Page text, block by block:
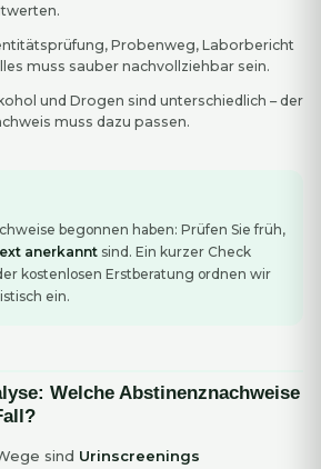
Probenweg, Laborbericht
muss sauber nachvollziehbar sein.
und Drogen sind unterschiedlich – der
muss dazu passen.
begonnen haben: Prüfen Sie früh,
anerkannt sind. Ein kurzer Check
kostenlosen Erstberatung ordnen wir
ein.
Welche Abstinenznachweise
sind Urinscreenings